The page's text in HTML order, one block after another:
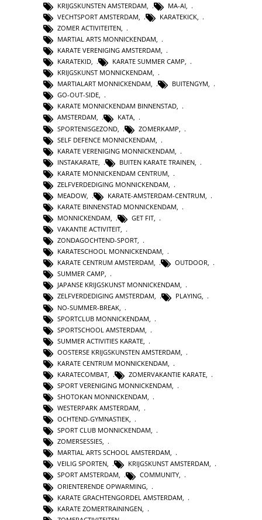
KRIJGSKUNSTEN AMSTERDAM
MA-AI
VECHTSPORT AMSTERDAM
KARATEKICK
ZOMER ACTIVITEITEN
MARTIAL ARTS MONNICKENDAM,
KARATE VERENIGING AMSTERDAM,
KARATEKID, KARATE SUMMER CAMP,
KRIJGSKUNST MONNICKENDAM,
MARTIALART MONNICKENDAM, BUITENGYM,
GO-OUT-SIDE,
KARATE MONNICKENDAM BINNENSTAD,
AMSTERDAM, KATA,
SPORTENISGEZOND
ZOMERKAMP
SELF DEFENCE MONNICKENDAM
KARATE VERENIGING MONNICKENDAM
INSTAKARATE
BUITEN KARATE TRAINEN
KARATE MONNICKENDAM CENTRUM
ZELFVERDEDIGING MONNICKENDAM
MEADOW
KARATE-AMSTERDAM-CENTRUM
KARATE BINNENSTAD MONNICKENDAM
MONNICKENDAM, GET FIT,
VAKANTIE ACTIVITEIT,
ZONDAGOCHTEND-SPORT,
KARATESCHOOL MONNICKENDAM,
KARATE CENTRUM AMSTERDAM, OUTDOOR,
SUMMER CAMP,
JAPANSE KRIJGSKUNST MONNICKENDAM,
ZELFVERDEDIGING AMSTERDAM, PLAYING,
NO-SUMMER-BREAK
SPORTCLUB MONNICKENDAM
SPORTSCHOOL AMSTERDAM
SUMMER ACTIVITIES KARATE
OOSTERSE KRIJGSKUNSTEN AMSTERDAM
KARATE CENTRUM MONNICKENDAM
KARATECOMBAT
ZOMERVAKANTIE KARATE
SPORT VERENIGING MONNICKENDAM
SHOTOKAN MONNICKENDAM,
WESTERPARK AMSTERDAM,
OCHTEND-GYMNASTIEK,
SPORT CLUB MONNICKENDAM,
ZOMERSESSIES,
MARTIAL ARTS SCHOOL AMSTERDAM,
VEILIG SPORTEN, KRIJGSKUNST AMSTERDAM,
SPORT AMSTERDAM, COMMUNITY,
ORIENTERENDE OPWARMING
KARATE GRACHTENGORDEL AMSTERDAM
KARATE ZOMERTRAININGEN